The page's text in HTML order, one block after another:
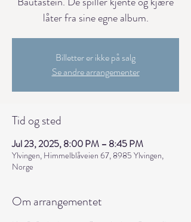
låter fra sine egne album.
Billetter er ikke på salg
Se andre arrangementer
Tid og sted
Jul 23, 2025, 8:00 PM – 8:45 PM
Ylvingen, Himmelblåveien 67, 8985 Ylvingen,
Norge
Om arrangementet